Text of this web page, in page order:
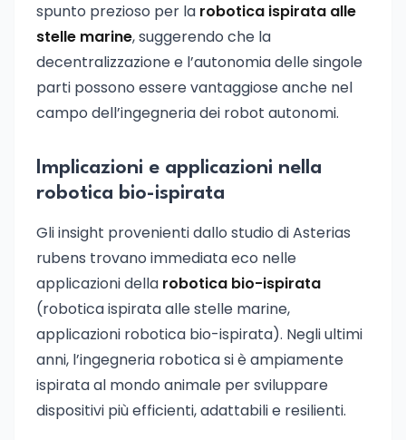
spunto prezioso per la robotica ispirata alle
stelle marine, suggerendo che la
decentralizzazione e l’autonomia delle singole
parti possono essere vantaggiose anche nel
campo dell’ingegneria dei robot autonomi.
Implicazioni e applicazioni nella
robotica bio-ispirata
Gli insight provenienti dallo studio di Asterias
rubens trovano immediata eco nelle
applicazioni della robotica bio-ispirata
(robotica ispirata alle stelle marine,
applicazioni robotica bio-ispirata). Negli ultimi
anni, l’ingegneria robotica si è ampiamente
ispirata al mondo animale per sviluppare
dispositivi più efficienti, adattabili e resilienti.